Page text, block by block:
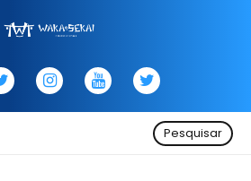
Pesquisar